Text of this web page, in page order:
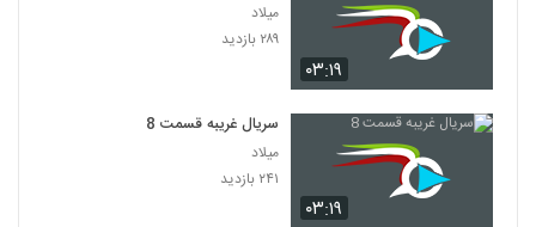
۰۳:۱۹
میلاد
۲۸۹ بازدید
۰۳:۱۹
سریال غریبه قسمت 8
میلاد
۲۴۱ بازدید